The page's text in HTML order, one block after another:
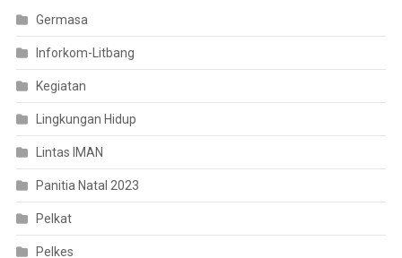
Germasa
Inforkom-Litbang
Kegiatan
Lingkungan Hidup
Lintas IMAN
Panitia Natal 2023
Pelkat
Pelkes